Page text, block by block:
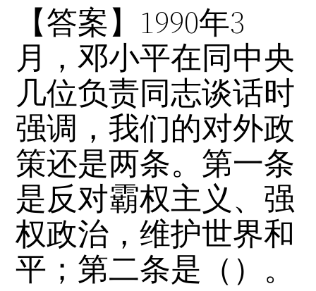
【答案】1990年3
月，邓小平在同中央
几位负责同志谈话时
强调，我们的对外政
策还是两条。第一条
是反对霸权主义、强
权政治，维护世界和
平；第二条是（）。